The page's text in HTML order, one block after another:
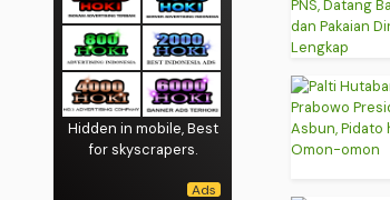
Hidden in mobile, Best
for skyscrapers.